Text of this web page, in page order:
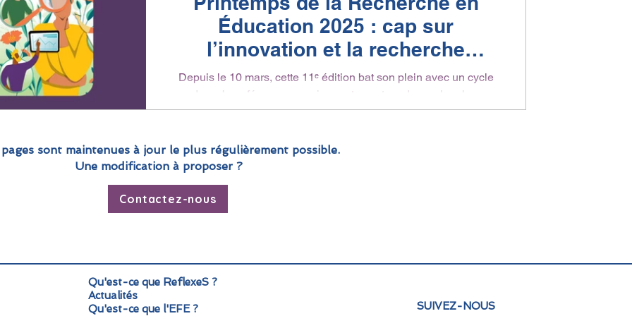
Éducation 2025 : cap sur
l’innovation et la recherche
collaborative
Depuis le 10 mars, cette 11ᵉ édition bat son plein avec un cycle
de webconférences passionnantes autour des recherches
collaboratives en...
pages sont maintenues à jour le plus régulièrement possible.
Une modification à proposer ?
Contactez-nous
Qu'est-ce que ReflexeS ?
Actualités
Qu'est-ce que l'EFE ?
SUIVEZ-NOUS